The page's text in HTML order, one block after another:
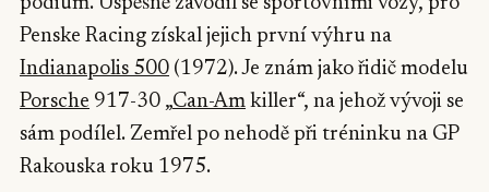
Penske Racing získal jejich první výhru na
Indianapolis 500 (1972). Je znám jako řidič modelu
Porsche 917-30 „Can-Am killer“, na jehož vývoji se
sám podílel. Zemřel po nehodě při tréninku na GP
Rakouska roku 1975.